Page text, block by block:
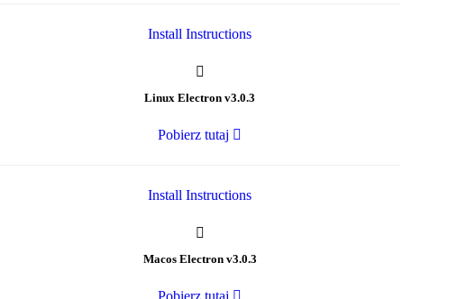
Install Instructions
Linux Electron v3.0.3
Pobierz tutaj
Install Instructions
Macos Electron v3.0.3
Pobierz tutaj